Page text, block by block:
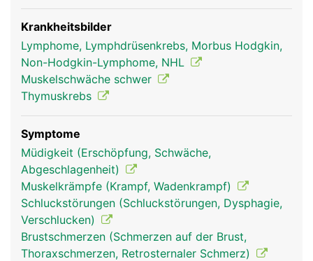
Der Thymus ist wesentlich für den Aufbau und die
Prägung der körpereigenen Abwehr
(Immunsystem) verantwortlich. In ihm werden
bestimmte Abwehrzellen - die T-Lymphozyten, die
zu den weissen Blutkörperchen gehören -
produziert und auf ihre Aufgabe vorbereitet.
Knochenmark, die Lymphknoten und die Milz. Der
Thymus produziert ausserdem Thymushormone,
die unter anderem das Körperwachstum, den
Knochenstoffwechsel und den Energiehaushalt
unterstützen. Schon den alten Griechen war
bekannt, dass die Thymusdrüse die
"Lebensenergie" steuert: Das griechische Wort
"thymos" bedeutet Lebensenergie.
Krankheitsbilder
Lymphome, Lymphdrüsenkrebs, Morbus Hodgkin,
Non-Hodgkin-Lymphome, NHL
Muskelschwäche schwer
Thymuskrebs
Symptome
Müdigkeit (Erschöpfung, Schwäche,
Abgeschlagenheit)
Muskelkrämpfe (Krampf, Wadenkrampf)
Schluckstörungen (Schluckstörungen, Dysphagie,
Verschlucken)
Brustschmerzen (Schmerzen auf der Brust,
Thoraxschmerzen, Retrosternaler Schmerz)